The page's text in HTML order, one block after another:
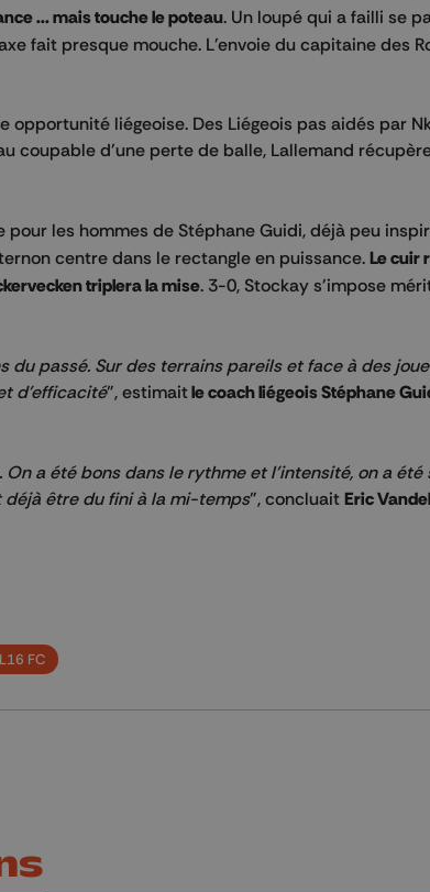
... mais touche le poteau. Un loupé qui a failli se
fait presque mouche. L'envoie du capitaine des
opportunité liégeoise. Des Liégeois pas aidés par
coupable d'une perte de balle, Lallemand
pour les hommes de Stéphane Guidi, déjà peu
centre dans le rectangle en puissance. Le cuir
triplera la mise. 3-0, Stockay s'impose
du passé. Sur des terrains pareils et face à des
d'efficacité", estimaitle coach liégeois Stéphane
a été bons dans le rythme et l'intensité, on a été
être du fini à la mi-temps", concluait Eric
FC